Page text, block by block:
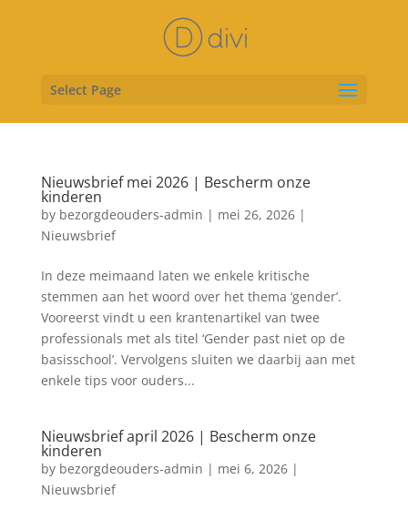
Select Page
Nieuwsbrief mei 2026 | Bescherm onze
kinderen
by bezorgdeouders-admin | mei 26, 2026|
Nieuwsbrief
In deze meimaand laten we enkele kritische
stemmen aan het woord over het thema ‘gender’.
Vooreerst vindt u een krantenartikel van twee
professionals met als titel ‘Gender past niet op de
basisschool’. Vervolgens sluiten we daarbij aan met
enkele tips voor ouders...
Nieuwsbrief april 2026 | Bescherm onze
kinderen
by bezorgdeouders-admin | mei 6, 2026|
Nieuwsbrief